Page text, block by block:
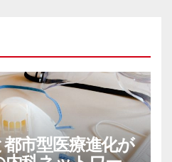
市型医療進化が